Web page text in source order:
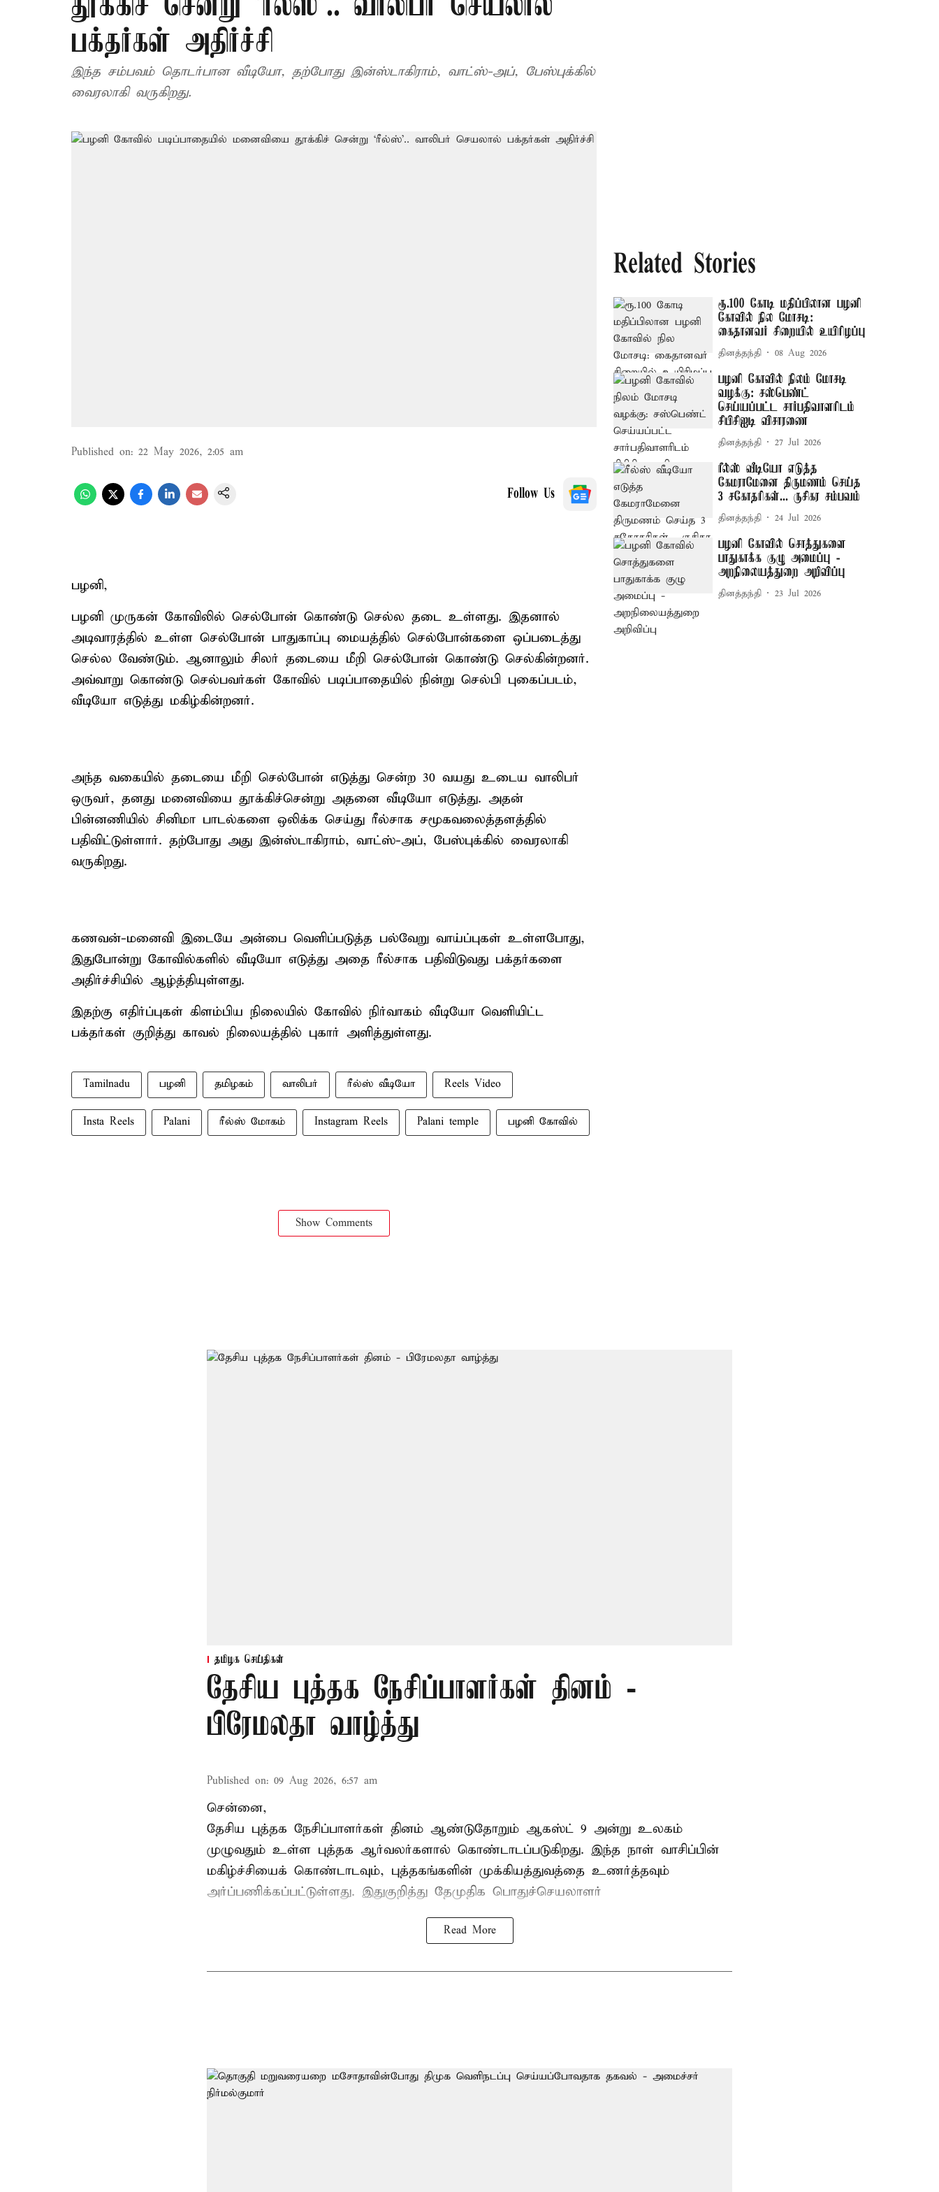
பக்தர்கள் அதிர்ச்சி
இந்த சம்பவம் தொடர்பான வீடியோ, தற்போது இன்ஸ்டாகிராம், வாட்ஸ்-அப், பேஸ்புக்கில்
வைரலாகி வருகிறது.
Published on: 22 May 2026, 2:05 am
Follow Us
பழனி,
பழனி முருகன் கோவிலில் செல்போன் கொண்டு செல்ல தடை உள்ளது. இதனால்
அடிவாரத்தில் உள்ள செல்போன் பாதுகாப்பு மையத்தில் செல்போன்களை ஒப்படைத்து
செல்ல வேண்டும். ஆனாலும் சிலர் தடையை மீறி செல்போன் கொண்டு செல்கின்றனர்.
அவ்வாறு கொண்டு செல்பவர்கள் கோவில் படிப்பாதையில் நின்று செல்பி புகைப்படம்,
வீடியோ எடுத்து மகிழ்கின்றனர்.
அந்த வகையில் தடையை மீறி செல்போன் எடுத்து சென்ற 30 வயது உடைய வாலிபர்
ஒருவர், தனது மனைவியை தூக்கிச்சென்று அதனை வீடியோ எடுத்து. அதன்
பின்னணியில் சினிமா பாடல்களை ஒலிக்க செய்து ரீல்சாக சமூகவலைத்தளத்தில்
பதிவிட்டுள்ளார். தற்போது அது இன்ஸ்டாகிராம், வாட்ஸ்-அப், பேஸ்புக்கில் வைரலாகி
வருகிறது.
கணவன்-மனைவி இடையே அன்பை வெளிப்படுத்த பல்வேறு வாய்ப்புகள் உள்ளபோது,
இதுபோன்று கோவில்களில் வீடியோ எடுத்து அதை ரீல்சாக பதிவிடுவது பக்தர்களை
அதிர்ச்சியில் ஆழ்த்தியுள்ளது.
இதற்கு எதிர்ப்புகள் கிளம்பிய நிலையில் கோவில் நிர்வாகம் வீடியோ வெளியிட்ட
பக்தர்கள் குறித்து காவல் நிலையத்தில் புகார் அளித்துள்ளது.
Tamilnadu பழனி தமிழகம் வாலிபர் ரீல்ஸ் வீடியோ Reels Video
Insta Reels Palani ரீல்ஸ் மோகம் Instagram Reels Palani temple பழனி கோவில்
Show Comments
Related Stories
ரூ.100 கோடி மதிப்பிலான பழனி
கோவில் நில மோசடி:
கைதானவர் சிறையில் உயிரிழப்பு
தினத்தந்தி 08 Aug 2026
பழனி கோவில் நிலம் மோசடி
வழக்கு: சஸ்பெண்ட்
செய்யப்பட்ட சார்பதிவாளரிடம்
சிபிசிஐடி விசாரணை
தினத்தந்தி 27 Jul 2026
ரீல்ஸ் வீடியோ எடுத்த
கேமராமேனை திருமணம் செய்த
3 சகோதரிகள்... ருசிகர சம்பவம்
தினத்தந்தி 24 Jul 2026
பழனி கோவில் சொத்துகளை
பாதுகாக்க குழு அமைப்பு -
அறநிலையத்துறை அறிவிப்பு
தினத்தந்தி 23 Jul 2026
தமிழக செய்திகள்
தேசிய புத்தக நேசிப்பாளர்கள் தினம் -
பிரேமலதா வாழ்த்து
Published on: 09 Aug 2026, 6:57 am
சென்னை,
தேசிய புத்தக நேசிப்பாளர்கள் தினம் ஆண்டுதோறும் ஆகஸ்ட் 9 அன்று உலகம்
முழுவதும் உள்ள புத்தக ஆர்வலர்களால் கொண்டாடப்படுகிறது. இந்த நாள் வாசிப்பின்
மகிழ்ச்சியைக் கொண்டாடவும், புத்தகங்களின் முக்கியத்துவத்தை உணர்த்தவும்
அர்ப்பணிக்கப்பட்டுள்ளது. இதுகுறித்து தேமுதிக பொதுச்செயலாளர்
Read More